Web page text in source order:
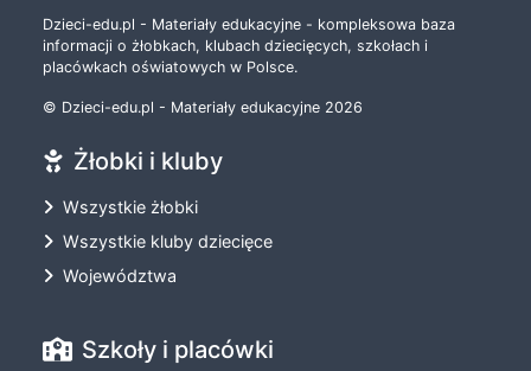
Dzieci-edu.pl - Materiały edukacyjne - kompleksowa baza
informacji o żłobkach, klubach dziecięcych, szkołach i
placówkach oświatowych w Polsce.
© Dzieci-edu.pl - Materiały edukacyjne 2026
Żłobki i kluby
Wszystkie żłobki
Wszystkie kluby dziecięce
Województwa
Szkoły i placówki